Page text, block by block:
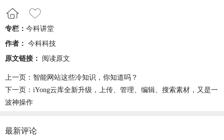
专栏： 今科讲堂
作者： 今科科技
原文链接：
阅读原文
上一页： 智能网站这些冷知识，你知道吗？
下一页： iYong云库全新升级，上传、管理、编辑、搜索素材，又是一
波神操作
最新评论